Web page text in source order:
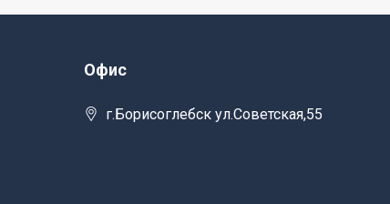
Офис
г.Борисоглебск ул.Советская,55